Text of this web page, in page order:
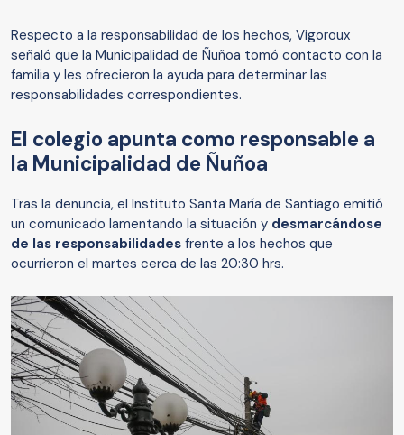
Respecto a la responsabilidad de los hechos, Vigoroux
señaló que la Municipalidad de Ñuñoa tomó contacto con la
familia y les ofrecieron la ayuda para determinar las
responsabilidades correspondientes.
El colegio apunta como responsable a
la Municipalidad de Ñuñoa
Tras la denuncia, el Instituto Santa María de Santiago emitió
un comunicado lamentando la situación y desmarcándose
de las responsabilidades frente a los hechos que
ocurrieron el martes cerca de las 20:30 hrs.